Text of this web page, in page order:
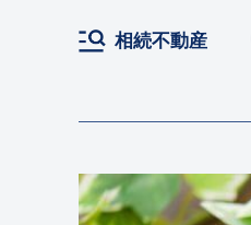
相続不動産